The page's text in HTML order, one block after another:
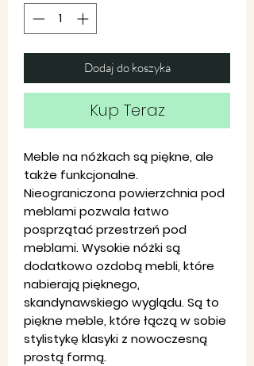
Dodaj do koszyka
Kup Teraz
Meble na nóżkach są piękne, ale
także funkcjonalne.
Nieograniczona powierzchnia pod
meblami pozwala łatwo
posprzątać przestrzeń pod
meblami. Wysokie nóżki są
dodatkowo ozdobą mebli, które
nabierają pięknego,
skandynawskiego wyglądu. Są to
piękne meble, które łączą w sobie
stylistykę klasyki z nowoczesną
prostą formą.